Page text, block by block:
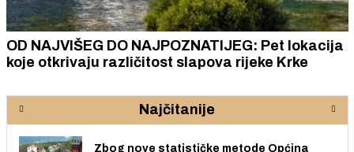
OD NAJVIŠEG DO NAJPOZNATIJEG: Pet lokacija
koje otkrivaju različitost slapova rijeke Krke
Najčitanije
Zbog nove statističke metode Općina